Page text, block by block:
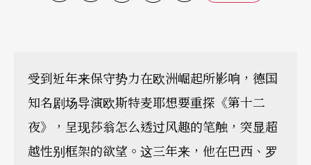
受到近年来保守势力在欧洲崛起所影响，德国
知名剧场导演欧斯特麦耶想要重探《第十二
夜》，呈现莎翁怎么透过风趣的笔触，突显超
越性别框架的欲望。这三年来，他在巴西、罗